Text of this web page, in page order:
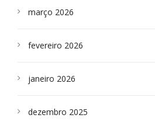
março 2026
fevereiro 2026
janeiro 2026
dezembro 2025